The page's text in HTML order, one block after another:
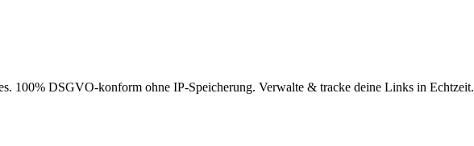
100% DSGVO-konform ohne IP-Speicherung. Verwalte & tracke deine Links in Echtzeit.